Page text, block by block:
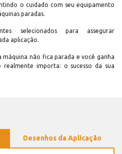
o cuidado com seu equipamento
paradas.
selecionados para assegurar
aplicação.
máquina não fica parada e você ganha
importa: o sucesso da sua
Desenhos da Aplicação